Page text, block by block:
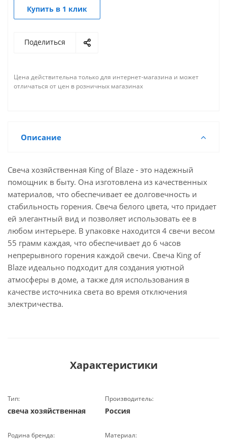
Купить в 1 клик
Поделиться
Цена действительна только для интернет-магазина и может
отличаться от цен в розничных магазинах
Описание
Свеча хозяйственная King of Blaze - это надежный
помощник в быту. Она изготовлена из качественных
материалов, что обеспечивает ее долговечность и
стабильность горения. Свеча белого цвета, что придает
ей элегантный вид и позволяет использовать ее в
любом интерьере. В упаковке находится 4 свечи весом
55 грамм каждая, что обеспечивает до 6 часов
непрерывного горения каждой свечи. Свеча King of
Blaze идеально подходит для создания уютной
атмосферы в доме, а также для использования в
качестве источника света во время отключения
электричества.
Характеристики
Тип:
свеча хозяйственная
Производитель:
Россия
Родина бренда: Материал: